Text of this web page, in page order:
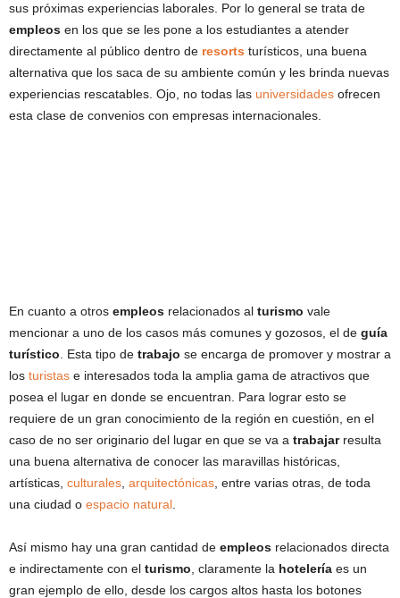
sus próximas experiencias laborales. Por lo general se trata de
empleos en los que se les pone a los estudiantes a atender
directamente al público dentro de resorts turísticos, una buena
alternativa que los saca de su ambiente común y les brinda nuevas
experiencias rescatables. Ojo, no todas las universidades ofrecen
esta clase de convenios con empresas internacionales.
En cuanto a otros empleos relacionados al turismo vale
mencionar a uno de los casos más comunes y gozosos, el de guía
turístico. Esta tipo de trabajo se encarga de promover y mostrar a
los turistas e interesados toda la amplia gama de atractivos que
posea el lugar en donde se encuentran. Para lograr esto se
requiere de un gran conocimiento de la región en cuestión, en el
caso de no ser originario del lugar en que se va a trabajarresulta
una buena alternativa de conocer las maravillas históricas,
artísticas, culturales, arquitectónicas, entre varias otras, de toda
una ciudad o espacio natural.
Así mismo hay una gran cantidad de empleos relacionados directa
e indirectamente con el turismo, claramente la hotelería es un
gran ejemplo de ello, desde los cargos altos hasta los botones